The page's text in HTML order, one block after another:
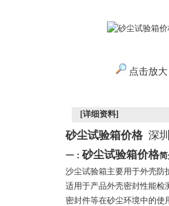
点击放大
[详细资料]
砂尘试验箱价格 深
一： 砂尘试验箱价格
沙尘试验箱主要用于外壳防
适用于产品外壳密封性能检
密封件等在砂尘环境中的使